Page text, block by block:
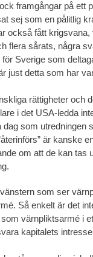
framgångar på ett
sej som en pålitlig
också fått
flera sårats, några
Sverige som
just detta som har
rättigheter och
i det USA-ledda
som utredningen
är kanske
om att de kan tas
som ser
Så enkelt är det
värnpliktsarmé i
kapitalets